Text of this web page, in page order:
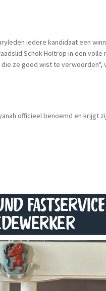
iedere kandidaat een
Schok-Holtrop in een volle
ze goed wist te
officieel benoemd en krijgt